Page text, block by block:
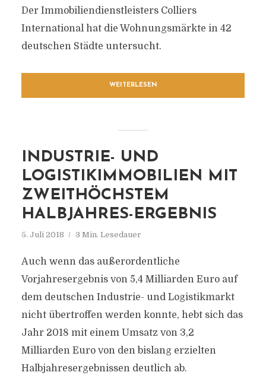
Der Immobiliendienstleisters Colliers
International hat die Wohnungsmärkte in 42
deutschen Städte untersucht.
WEITERLESEN
INDUSTRIE- UND
LOGISTIKIMMOBILIEN MIT
ZWEITHÖCHSTEM
HALBJAHRES-ERGEBNIS
5. Juli 2018 3 Min. Lesedauer
Auch wenn das außerordentliche
Vorjahresergebnis von 5,4 Milliarden Euro auf
dem deutschen Industrie- und Logistikmarkt
nicht übertroffen werden konnte, hebt sich das
Jahr 2018 mit einem Umsatz von 3,2
Milliarden Euro von den bislang erzielten
Halbjahresergebnissen deutlich ab.